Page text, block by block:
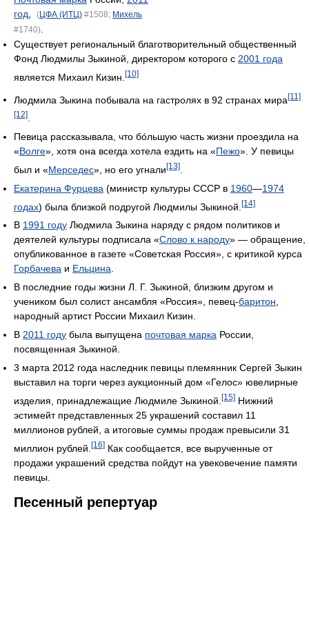
год
(ЦФА (ИТЦ) #1508; Михель
#1740)
Существует региональный благотворительный общественный
Фонд Людмилы Зыкиной, директором которого с 2001 года
является Михаил Кизин. [10]
Людмила Зыкина побывала на гастролях в 92 странах мира[11]
[12]
Певица рассказывала, что бóльшую часть жизни проездила на
«Волге», хотя она всегда хотела ездить на «Пежо». У певицы
был и «Мерседес», но его угнали[13]
Екатерина Фурцева (министр культуры СССР в 1960—1974
годах) была близкой подругой Людмилы Зыкиной. [14]
В 1991 году Людмила Зыкина наряду с рядом политиков и
деятелей культуры подписала «Слово к народу» — обращение,
опубликованное в газете «Советская Россия», с критикой курса
Горбачева и Ельцина.
В последние годы жизни Л. Г. Зыкиной, близким другом и
учеником был солист ансамбля «Россия», певец-баритон,
народный артист России Михаил Кизин.
В 2011 году была выпущена почтовая марка России,
посвященная Зыкиной.
3 марта 2012 года наследник певицы племянник Сергей Зыкин
выставил на торги через аукционный дом «Гелос» ювелирные
изделия, принадлежащие Людмиле Зыкиной. [15] Нижний
эстимейт представленных 25 украшений составил 11
миллионов рублей, а итоговые суммы продаж превысили 31
миллион рублей. [16] Как сообщается, все вырученные от
продажи украшений средства пойдут на увековечение памяти
певицы.
Песенный репертуар